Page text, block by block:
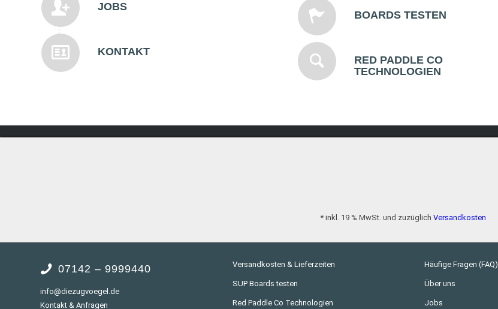
JOBS
KONTAKT
BOARDS TESTEN
RED PADDLE CO
TECHNOLOGIEN
* inkl. 19 % MwSt. und zuzüglich Versandkosten
07142 – 9999440
info@diezugvoegel.de
Kontakt & Anfragen
Versandkosten & Lieferzeiten
SUP Boards testen
Red Paddle Co Technologien
Häufige Fragen (FAQ)
Über uns
Jobs